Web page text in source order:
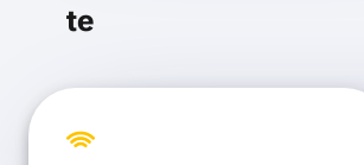
te